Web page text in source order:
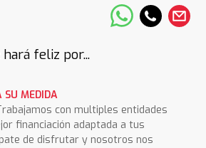
feliz por...
SU MEDIDA
con multiples entidades
financiación adaptada a tus
de disfrutar y nosotros nos